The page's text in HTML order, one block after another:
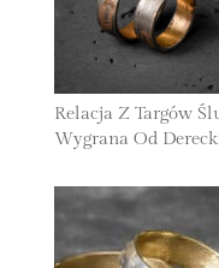
Relacja Z Targów
Wygrana Od